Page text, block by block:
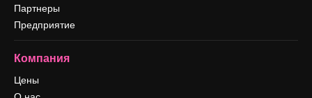
Партнеры
Предприятие
Компания
Цены